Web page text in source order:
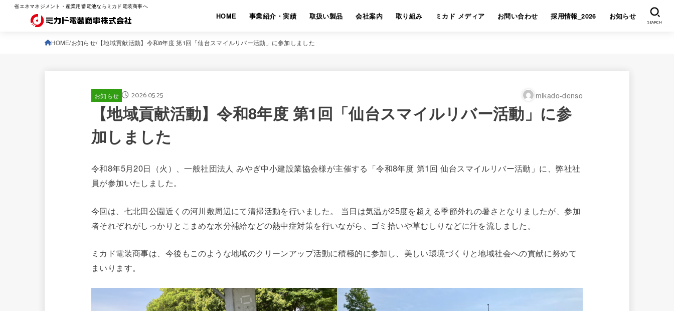
省エネマネジメント・産業用蓄電池ならミカド電装商事へ
HOME 事業紹介・実績 取扱い製品 会社案内 取り組み ミカド メディア お問い合わせ 採用情報_2026 お知らせ
SEARCH
HOME お知らせ 【地域貢献活動】令和8年度 第1回「仙台スマイルリバー活動」に参加しました
お知らせ 2026.05.25 mikado-denso
【地域貢献活動】令和8年度 第1回「仙台スマイルリバー活動」に参
加しました
令和8年5月20日（火）、一般社団法人 みやぎ中小建設業協会様が主催する「令和8年度 第1回 仙台スマイルリバー活動」に、弊社社
員が参加いたしました。
今回は、七北田公園近くの河川敷周辺にて清掃活動を行いました。 当日は気温が25度を超える季節外れの暑さとなりましたが、参加
者それぞれがしっかりとこまめな水分補給などの熱中症対策を行いながら、ゴミ拾いや草むしりなどに汗を流しました。
ミカド電装商事は、今後もこのような地域のクリーンアップ活動に積極的に参加し、美しい環境づくりと地域社会への貢献に努めて
まいります。